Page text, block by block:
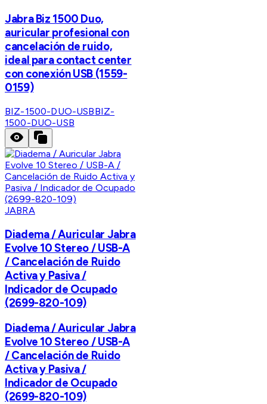
Jabra Biz 1500 Duo,
auricular profesional con
cancelación de ruido,
ideal para contact center
con conexión USB (1559-
0159)
BIZ-1500-DUO-USBBIZ-
1500-DUO-USB
JABRA
Diadema / Auricular Jabra
Evolve 10 Stereo / USB-A
/ Cancelación de Ruido
Activa y Pasiva /
Indicador de Ocupado
(2699-820-109)
Diadema / Auricular Jabra
Evolve 10 Stereo / USB-A
/ Cancelación de Ruido
Activa y Pasiva /
Indicador de Ocupado
(2699-820-109)